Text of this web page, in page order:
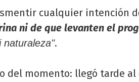
cualquier intención
ni de que levanten el
naturaleza".
del momento: llegó tarde